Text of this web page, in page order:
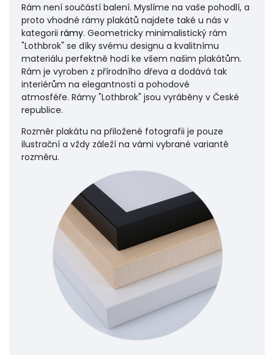
Rám není součástí balení. Myslíme na vaše pohodlí, a
proto vhodné rámy plakátů najdete také u nás v
kategorii rámy. Geometricky minimalistický rám
"Lothbrok" se díky svému designu a kvalitnímu
materiálu perfektně hodí ke všem našim plakátům.
Rám je vyroben z přírodního dřeva a dodává tak
interiérům na elegantnosti a pohodové
atmosféře. Rámy "Lothbrok" jsou vyráběny v České
republice.
Rozměr plakátu na přiložené fotografii je pouze
ilustrační a vždy záleží na vámi vybrané variantě
rozměru.